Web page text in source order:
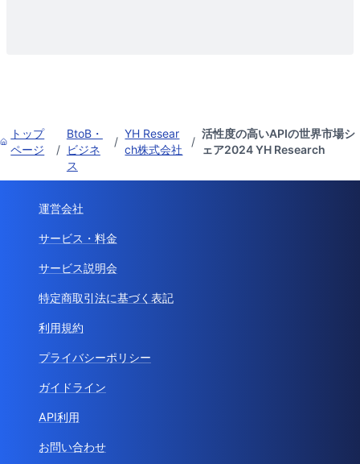
トップ
ページ
/
BtoB・
ビジネ
ス
/
YH Resear
ch株式会社
/
活性度の高いAPIの世界市場シ
ェア2024 YH Research
運営会社
サービス・料金
サービス説明会
特定商取引法に基づく表記
利用規約
プライバシーポリシー
ガイドライン
API利用
お問い合わせ